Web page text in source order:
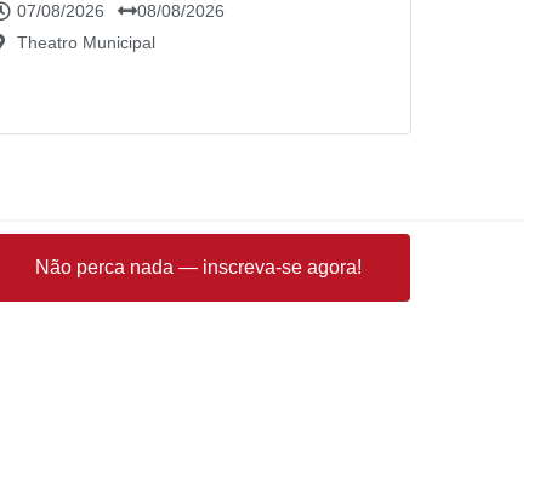
07/08/2026
08/08/2026
Theatro Municipal
Não perca nada — inscreva-se agora!